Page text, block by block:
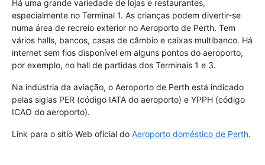
Há uma grande variedade de lojas e restaurantes,
especialmente no Terminal 1. As crianças podem divertir-se
numa área de recreio exterior no Aeroporto de Perth. Tem
vários halls, bancos, casas de câmbio e caixas multibanco. Há
internet sem fios disponível em alguns pontos do aeroporto,
por exemplo, no hall de partidas dos Terminais 1 e 3.
Na indústria da aviação, o Aeroporto de Perth está indicado
pelas siglas PER (código IATA do aeroporto) e YPPH (código
ICAO do aeroporto).
Link para o sítio Web oficial do Aeroporto doméstico de Perth.